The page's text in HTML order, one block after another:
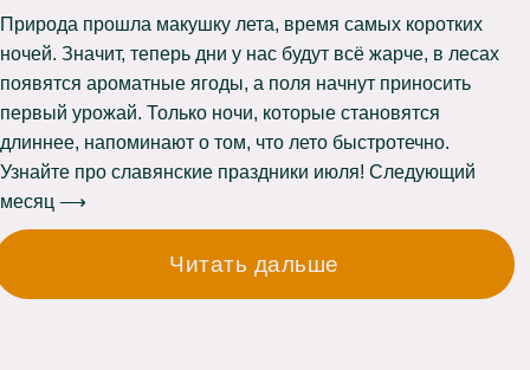
Природа прошла макушку лета, время самых коротких
ночей. Значит, теперь дни у нас будут всё жарче, в лесах
появятся ароматные ягоды, а поля начнут приносить
первый урожай. Только ночи, которые становятся
длиннее, напоминают о том, что лето быстротечно.
Узнайте про славянские праздники июля! Следующий
месяц ⟶
Читать дальше